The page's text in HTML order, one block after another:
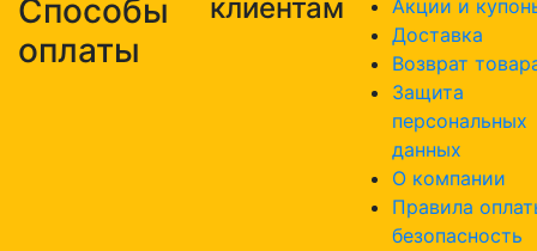
Способы
оплаты
клиентам
Акции и
Доставка
Возврат
Защита
персональных
данных
О компании
Правила
безопасность